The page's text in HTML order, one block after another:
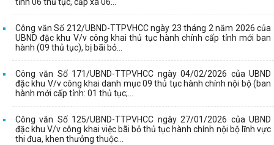
Công văn Số 212/UBND-TTPVHCC ngày 23 tháng 2 năm 2026 của
UBND đặc khu V/v công khai thủ tục hành chính cấp tỉnh mới ban
hành (09 thủ tục), bị bãi bỏ...
Công văn Số 171/UBND-TTPVHCC ngày 04/02/2026 của UBND
đặc khu V/v công khai danh mục 09 thủ tục hành chính nội bộ (ban
hành mới cấp tỉnh: 01 thủ tục;...
Công văn Số 125/UBND-TTPVHCC ngày 27/01/2026 của UBND
đặc khu V/v công khai việc bãi bỏ thủ tục hành chính nội bộ lĩnh vực
thi đua, khen thưởng thuộc...